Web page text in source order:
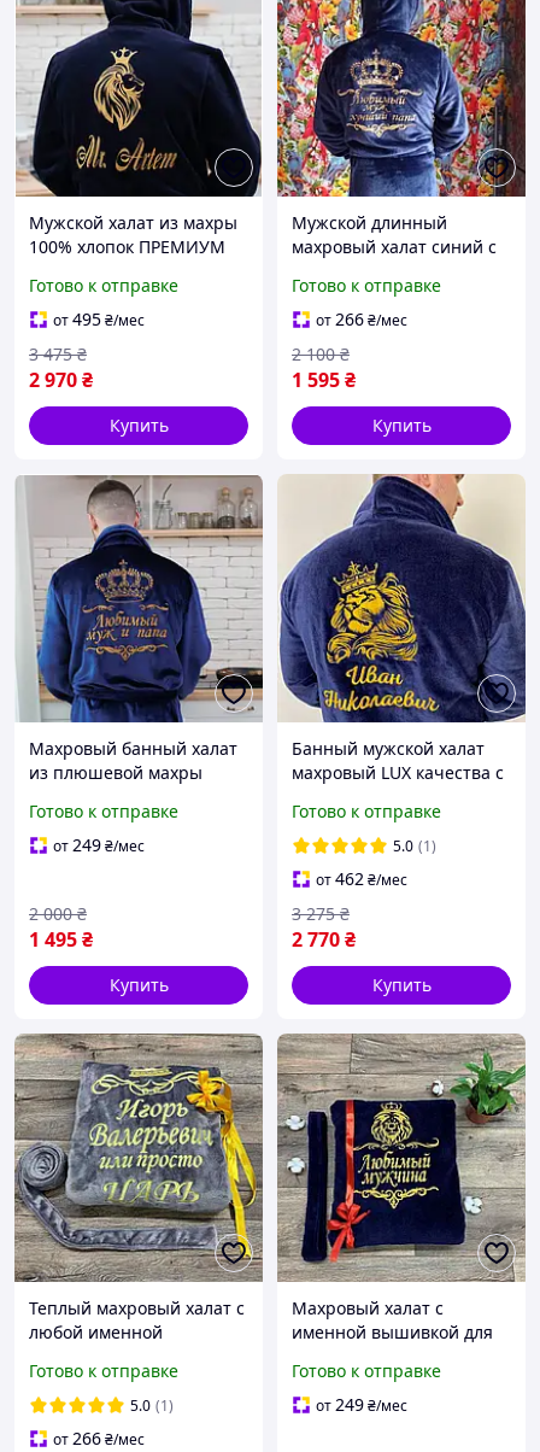
Мужской халат из махры
100% хлопок ПРЕМИУМ
капюшоном и именной
вышивкой, цвет темно
синий
Готово к отправке
от495₴/мес
2 970₴
3 475 ₴
Купить
Мужской длинный
махровый халат синий с
вышивкой
Готово к отправке
от266₴/мес
1 595₴
2 100 ₴
Купить
Mахровый банный халат
из плюшевой махры
именной вышивкой.
Готово к отправке
от249₴/мес
1 495₴
2 000 ₴
Купить
Банный мужской халат
махровый LUX качества с
длинный с воротником на
запах
Готово к отправке
5.0 (1)
от462₴/мес
2 770₴
3 275 ₴
Купить
Теплый махровый халат с
любой именной
теплый мужской и
женский с капюшоном и
ворот
Готово к отправке
5.0 (1)
от266₴/мес
Махровый халат с
именной вышивкой для
мужчина"
Готово к отправке
от249₴/мес